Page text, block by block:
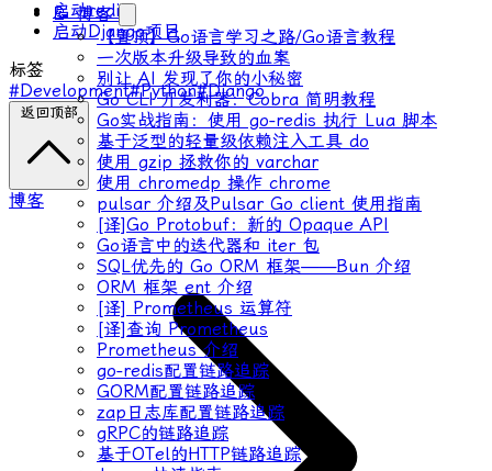
📝 博客
【置顶】Go语言学习之路/Go语言教程
一次版本升级导致的血案
别让 AI 发现了你的小秘密
Go CLI 开发利器：Cobra 简明教程
Go实战指南：使用 go-redis 执行 Lua 脚本
基于泛型的轻量级依赖注入工具 do
使用 gzip 拯救你的 varchar
使用 chromedp 操作 chrome
pulsar 介绍及Pulsar Go client 使用指南
[译]Go Protobuf：新的 Opaque API
Go语言中的迭代器和 iter 包
SQL优先的 Go ORM 框架——Bun 介绍
ORM 框架 ent 介绍
[译] Prometheus 运算符
[译]查询 Prometheus
Prometheus 介绍
go-redis配置链路追踪
GORM配置链路追踪
zap日志库配置链路追踪
gRPC的链路追踪
基于OTel的HTTP链路追踪
启动redis
启动Django项目
标签
#Development#Python#Django
返回顶部
博客